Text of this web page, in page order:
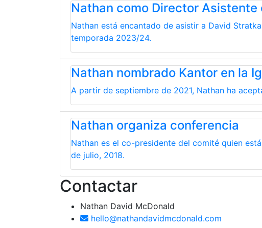
Nathan como Director
Nathan está encantado de asistir a David
temporada 2023/24.
Nathan nombrado Kantor en la
A partir de septiembre de 2021, Nathan ha
Nathan organiza conferencia
Nathan es el co-presidente del comité quien
de julio, 2018.
Contactar
Nathan David McDonald
hello@nathandavidmcdonald.com